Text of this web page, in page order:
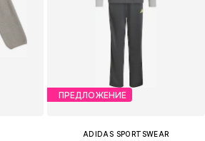
ПРЕДЛОЖЕНИЕ
ADIDAS SPORTSWEAR